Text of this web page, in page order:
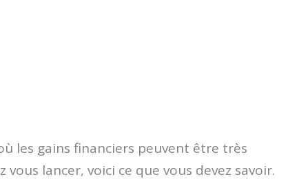
les gains financiers peuvent être très
lancer, voici ce que vous devez savoir.